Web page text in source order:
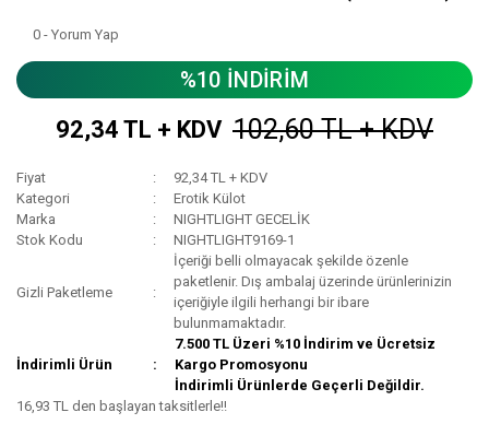
0 - Yorum Yap
%10 İNDİRİM
92,34 TL + KDV 102,60 TL + KDV
Fiyat
92,34 TL + KDV
Kategori
Erotik Külot
Marka
NIGHTLIGHT GECELİK
Stok Kodu
NIGHTLIGHT9169-1
Gizli Paketleme
İçeriği belli olmayacak şekilde özenle
paketlenir. Dış ambalaj üzerinde ürünlerinizin
içeriğiyle ilgili herhangi bir ibare
bulunmamaktadır.
İndirimli Ürün
7.500 TL Üzeri %10 İndirim ve Ücretsiz
Kargo Promosyonu
İndirimli Ürünlerde Geçerli Değildir.
16,93 TL den başlayan taksitlerle!!